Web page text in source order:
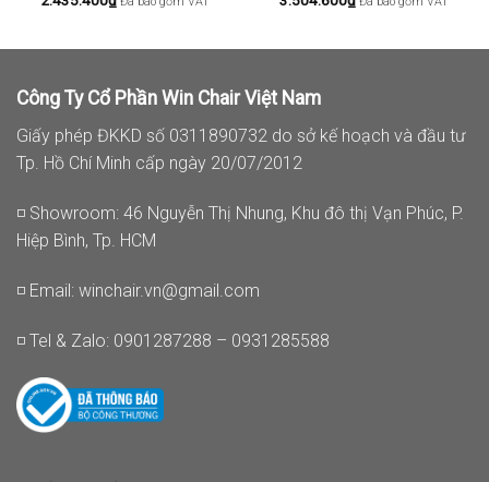
Công Ty Cổ Phần Win Chair Việt Nam
Giấy phép ĐKKD số 0311890732 do sở kế hoạch và đầu tư
Tp. Hồ Chí Minh cấp ngày 20/07/2012
◽ Showroom: 46 Nguyễn Thị Nhung, Khu đô thị Vạn Phúc, P.
Hiệp Bình, Tp. HCM
◽ Email: winchair.vn@gmail.com
◽ Tel & Zalo: 0901287288 – 0931285588